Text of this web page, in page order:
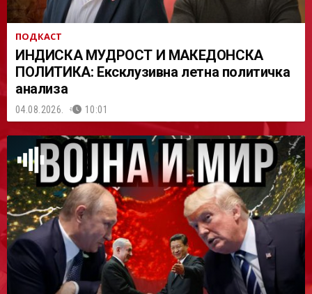
ПОДКАСТ
ИНДИСКА МУДРОСТ И МАКЕДОНСКА
ПОЛИТИКА: Ексклузивна летна политичка
анализа
04.08.2026. 10:01